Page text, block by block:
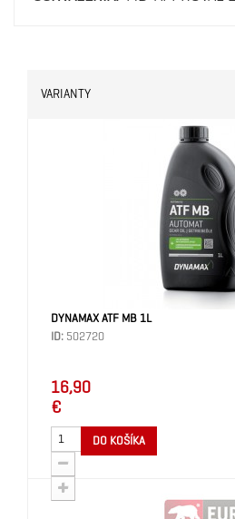
VARIANTY
DYNAMAX ATF MB 1L
ID: 502720
16,90
€
DO KOŠÍKA